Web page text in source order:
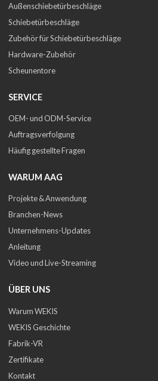
Außenschiebetürbeschläge
Schiebetürbeschläge
Zubehör für Schiebetürbeschläge
Hardware-Zubehör
Scheunentore
SERVICE
OEM- und ODM-Service
Auftragsverfolgung
Häufig gestellte Fragen
WARUM AAG
Projekte & Anwendung
Branchen-News
Unternehmens-Updates
Anleitung
Video und Live-Streaming
ÜBER UNS
Warum WEKIS
WEKIS Geschichte
Fabrik-VR
Zertifikate
Kontakt